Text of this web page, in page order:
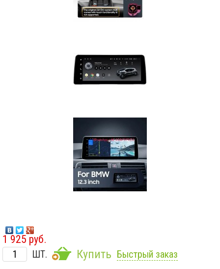
1 925 руб.
ШТ. Купить Быстрый заказ